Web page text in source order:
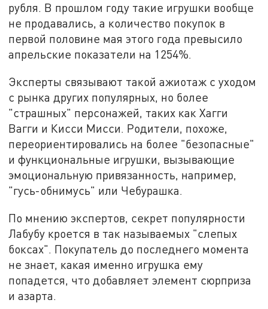
рубля. В прошлом году такие игрушки вообще
не продавались, а количество покупок в
первой половине мая этого года превысило
апрельские показатели на 1254%.
Эксперты связывают такой ажиотаж с уходом
с рынка других популярных, но более
"страшных" персонажей, таких как Хагги
Вагги и Кисси Мисси. Родители, похоже,
переориентировались на более "безопасные"
и функциональные игрушки, вызывающие
эмоциональную привязанность, например,
"гусь-обнимусь" или Чебурашка.
По мнению экспертов, секрет популярности
Лабубу кроется в так называемых "слепых
боксах". Покупатель до последнего момента
не знает, какая именно игрушка ему
попадется, что добавляет элемент сюрприза
и азарта.